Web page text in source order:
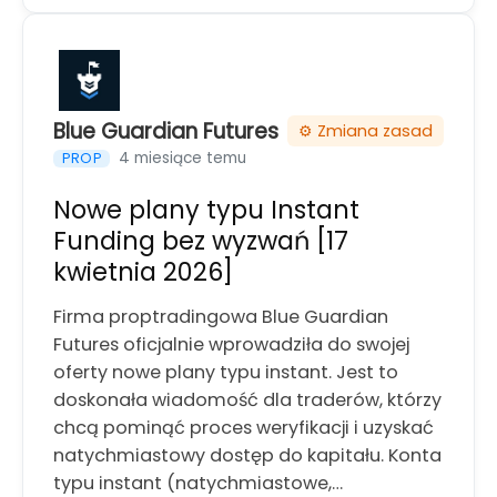
Blue Guardian Futures
PROP 4 miesiące temu
⚙️ Zmiana zasad
Nowe plany typu Instant
Funding bez wyzwań [17
kwietnia 2026]
Firma proptradingowa Blue Guardian
Futures oficjalnie wprowadziła do swojej
oferty nowe plany typu instant. Jest to
doskonała wiadomość dla traderów, którzy
chcą pominąć proces weryfikacji i uzyskać
natychmiastowy dostęp do kapitału. Konta
typu instant (natychmiastowe,…